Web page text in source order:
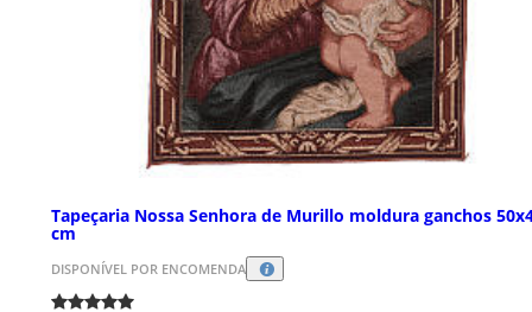
Tapeçaria Nossa Senhora de Murillo moldura ganchos
cm
DISPONÍVEL POR ENCOMENDA